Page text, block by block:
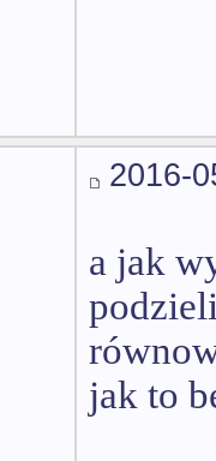
2016-
a jak
jak to